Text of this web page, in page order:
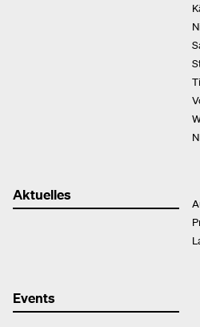
Aktuelles
Events